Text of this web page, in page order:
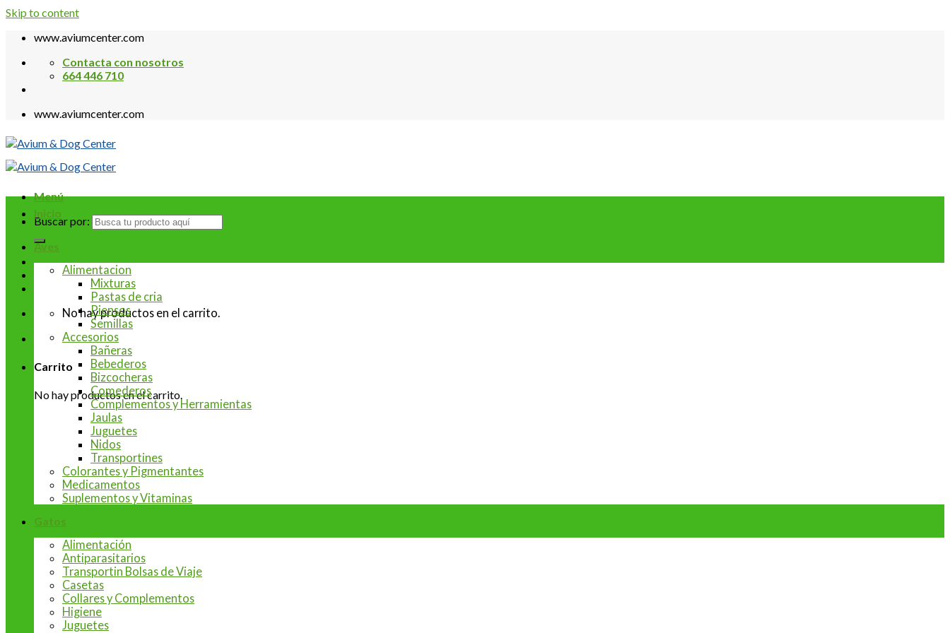
Skip to content
www.aviumcenter.com
Contacta con nosotros
664 446 710
www.aviumcenter.com
Menú
Buscar por:
No hay productos en el carrito.
Carrito
No hay productos en el carrito.
Inicio
Aves
Alimentacion
Mixturas
Pastas de cria
Piensos
Semillas
Accesorios
Bañeras
Bebederos
Bizcocheras
Comederos
Complementos y Herramientas
Jaulas
Juguetes
Nidos
Transportines
Colorantes y Pigmentantes
Medicamentos
Suplementos y Vitaminas
Gatos
Alimentación
Antiparasitarios
Transportin Bolsas de Viaje
Casetas
Collares y Complementos
Higiene
Juguetes